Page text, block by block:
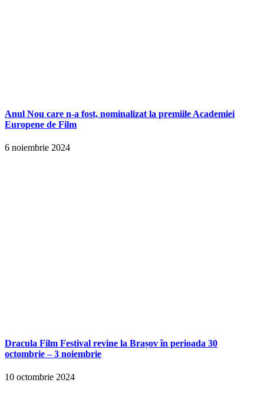
Anul Nou care n-a fost, nominalizat la premiile Academiei
Europene de Film
6 noiembrie 2024
Dracula Film Festival revine la Brașov în perioada 30
octombrie – 3 noiembrie
10 octombrie 2024